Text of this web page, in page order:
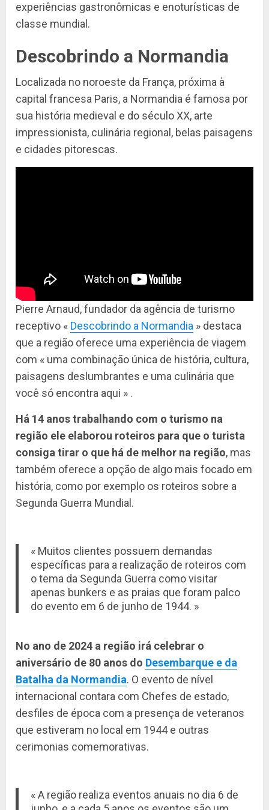
experiências gastronômicas e enoturísticas de
classe mundial.
Descobrindo a Normandia
Localizada no noroeste da França, próxima à
capital francesa Paris, a Normandia é famosa por
sua história medieval e do século XX, arte
impressionista, culinária regional, belas paisagens
e cidades pitorescas.
Pierre Arnaud, fundador da agência de turismo
receptivo « Descobrindo a Normandia » destaca
que a região oferece uma experiência de viagem
com « uma combinação única de história, cultura,
paisagens deslumbrantes e uma culinária que
você só encontra aqui » .
Há 14 anos trabalhando com o turismo na
região ele elaborou roteiros para que o turista
consiga tirar o que há de melhor na região, mas
também oferece a opção de algo mais focado em
história, como por exemplo os roteiros sobre a
Segunda Guerra Mundial.
« Muitos clientes possuem demandas
específicas para a realização de roteiros com
o tema da Segunda Guerra como visitar
apenas bunkers e as praias que foram palco
do evento em 6 de junho de 1944. »
No ano de 2024 a região irá celebrar o
aniversário de 80 anos do Desembarque e da
Batalha da Normandia. O evento de nível
internacional contara com Chefes de estado,
desfiles de época com a presença de veteranos
que estiveram no local em 1944 e outras
cerimonias comemorativas.
« A região realiza eventos anuais no dia 6 de